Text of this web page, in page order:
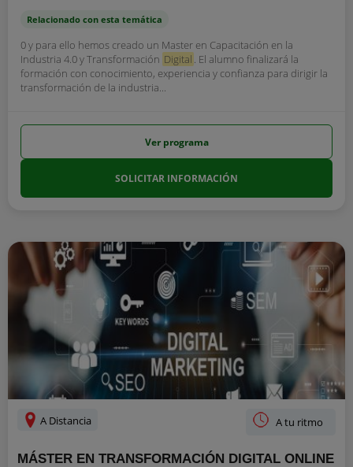
Relacionado con esta temática
0 y para ello hemos creado un Master en Capacitación en la
Industria 4.0 y Transformación Digital . El alumno finalizará la
formación con conocimiento, experiencia y confianza para dirigir la
transformación de la industria...
Ver programa
SOLICITAR INFORMACIÓN
A Distancia A tu ritmo
MÁSTER EN TRANSFORMACIÓN DIGITAL ONLINE